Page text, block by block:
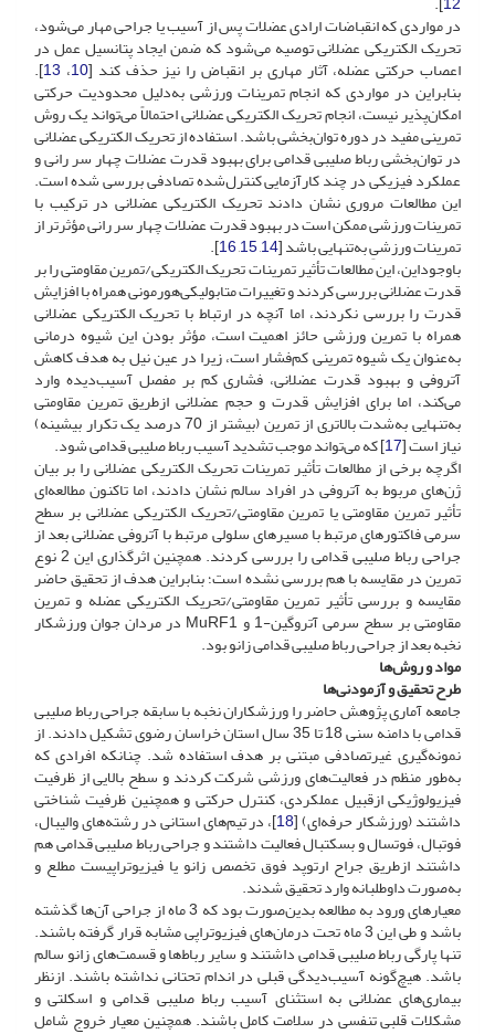
در مواردی که انقباضات ارادی عضلات پس از آسیب یا جراحی مهار می‌شود،
تحریک الکتریکی عضلانی توصیه می‌شود که ضمن ایجاد پتانسیل عمل در
اعصاب حرکتی عضله، آثار مهاری بر انقباض را نیز حذف کند [10، 13
].
بنابراین در مواردی که انجام تمرینات ورزشی به‌دلیل محدودیت حرکتی
امکان‌پذیر نیست، انجام تحریک الکتریکی عضلانی احتمالاً می‌تواند یک روش
تمرینی مفید در دوره توان‌بخشی باشد. استفاده از تحریک الکتریکی عضلانی
در توان‌بخشی رباط صلیبی قدامی برای بهبود قدرت عضلات چهار سر رانی و
عملکرد فیزیکی در چند کارآزمایی کنترل‌شده تصادفی بررسی شده است.
این مطالعات مروری نشان دادند تحریک الکتریکی عضلانی در ترکیب با
تمرینات ورزشی ممکن است در بهبود قدرت عضلات چهار سر رانی مؤثرتر از
تمرینات ورزشیِ به‌تنهایی باشد [14
,
15
,
16
].
باوجوداین، این مطالعات تأثیر تمرینات تحریک الکتریکی/تمرین مقاومتی را بر
قدرت عضلانی بررسی کردند‌ و تغییرات متابولیکی‌هورمونی همراه با افزایش
قدرت را بررسی نکردند، اما آنچه در ارتباط با تحریک الکتریکی عضلانی
همراه با تمرین ورزشی حائز اهمیت است، مؤثر بودن این شیوه درمانی
به‌عنوان یک شیوه تمرینی کم‌فشار است، زیرا در عین نیل به هدف کاهش
آتروفی و بهبود قدرت عضلانی، فشاری کم بر مفصل آسیب‌دیده وارد
می‌کند، اما برای افزایش قدرت و حجم عضلانی از‌طریق تمرین مقاومتی
به‌تنهایی به‌شدت بالاتری از تمرین (بیشتر از 70 درصد یک تکرار بیشینه)
نیاز است [17] که می‌تواند موجب تشدید آسیب رباط صلیبی قدامی ‌شود.
اگرچه برخی از مطالعات تأثیر تمرینات تحریک الکتریکی عضلانی را بر بیان
ژن‌های مربوط به آتروفی در افراد سالم نشان دادند، اما تاکنون مطالعه‌ای
تأثیر تمرین مقاومتی یا تمرین مقاومتی/تحریک الکتریکی عضلانی بر سطح
سرمی فاکتورهای مرتبط با مسیرهای سلولی مرتبط با آتروفی عضلانی بعد از
جراحی رباط صلیبی قدامی را بررسی کردند. همچنین اثرگذاری این 2 نوع
تمرین در مقایسه با هم بررسی نشده ‌است؛ بنابراین هدف از تحقیق حاضر
مقایسه و بررسی تأثیر تمرین مقاومتی/تحریک الکتریکی عضله و تمرین
مقاومتی بر سطح سرمی آتروگین-1 و MuRF1 در مردان جوان ورزشکار
نخبه بعد از جراحی رباط صلیبی قدامی زانو بود.
مواد و روش‌ها
طرح تحقیق و آزمودنی‌ها
جامعه آماری پژوهش حاضر را ورزشکاران نخبه با سابقه جراحی رباط صلیبی
قدامی با دامنه سنی 18 تا 35 سال استان خراسان رضوی تشکیل دادند. از
نمونه‌گیری غیر‌تصادفی مبتنی بر هدف استفاده شد. چنانکه افرادی که
به‌طور منظم در فعالیت‌های ورزشی شرکت کردند و سطح بالایی از ظرفیت
فیزیولوژیکی از‌قبیل عملکردی، کنترل حرکتی و همچنین ظرفیت شناختی
داشتند (ورزشکار حرفه‌ای) [18]، در تیم‌های استانی در رشته‌های والیبال،
فوتبال، فوتسال و بسکتبال فعالیت داشتند و جراحی رباط صلیبی قدامی هم
داشتند از‌طریق جراح ارتوپد فوق تخصص زانو یا فیزیوتراپیست مطلع و
به‌صورت داوطلبانه وارد تحقیق شدند.
معیارهای ورود به مطالعه بدین‌صورت بود که 3 ماه از جراحی آن‌ها گذشته
باشد و طی این 3 ماه تحت درمان‌های فیزیوتراپی مشابه قرار گرفته باشند.
تنها پارگی رباط صلیبی قدامی داشتند و سایر رباط‌ها و قسمت‌های زانو سالم
باشد. هیچ‌گونه آسیب‌دیدگی قبلی در اندام تحتانی نداشته باشند. از‌نظر
بیماری‌های عضلانی به استثنای آسیب رباط صلیبی قدامی و اسکلتی و
مشکلات قلبی تنفسی در سلامت کامل باشند. همچنین معیار خروج شامل